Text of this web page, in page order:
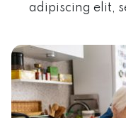
adipiscing elit,